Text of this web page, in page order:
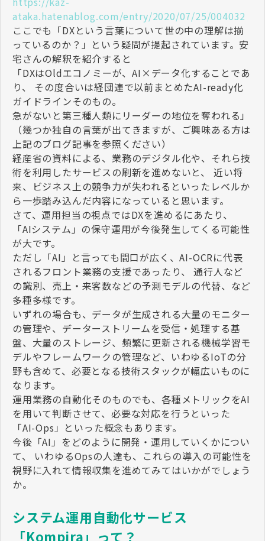
ataka.hatenablog.com/entry/2020/07/25/004032
ここでも「DXという言葉について世の中の理解は揃
っているのか？」という疑問が提起されています。安
宅さんの解釈を紹介すると
「DXはOldエコノミーが、AI×データ化することであ
り、 その度合いは経団連で以前まとめたAI-ready化
ガイドラインそのもの。
急がないと第三種人類にリーダーの地位を奪われる」
（幾つか独自の言葉が出てきますが、ご興味ある方は
上記のブログ記事を参照ください）
経産省の資料による、業務のデジタル化や、それら技
術を利用したサービスの刷新を進めないと、 近い将
来、ビジネス上の競争力が失われるといったレベルか
ら一歩踏み込んだ内容になっていると思います。
さて、運用担当の視点ではDXを進めるにあたり、
「AIシステム」の保守運用が今後発生してくる可能性
が大です。
ただし「AI」と言っても間口が広く、AI-OCRに代表
されるフロント業務の支援であったり、 通行人など
の識別、売上・来客数などの予測モデルの代替、など
多種多様です。
いずれの場合も、データが生成される大量のモニター
の管理や、データーストリームを受信・処理する基
盤、大量のストレージ、頻繁に更新される機械学習モ
デルやフレームワークの管理など、いわゆるIoTの分
野も含めて、必要となる技術スタックが幅広いものに
なります。
運用業務の自動化そのものでも、各種メトリックをAI
を用いて判断させて、必要な対応を行うといった
「AI-Ops」といった概念もあります。
今後「AI」をどのように開発・運用していくかについ
て、 いわゆるOpsの人達も、これらの導入の可能性を
視野に入れて情報収集を進めてみてはいかがでしょう
か。
システム運用自動化サービス
「Kompira」って？